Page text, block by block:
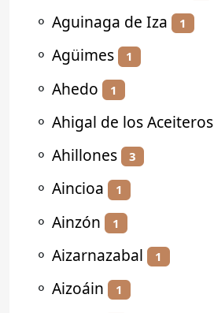
⚬ Aguinaga de Iza 1
⚬ Agüimes 1
⚬ Ahedo 1
⚬ Ahigal de los Aceiteros
⚬ Ahillones 3
⚬ Aincioa 1
⚬ Ainzón 1
⚬ Aizarnazabal 1
⚬ Aizoáin 1